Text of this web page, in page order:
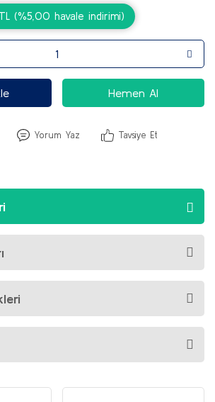
(%5,00 havale indirimi)
Hemen Al
Yorum Yaz Tavsiye Et